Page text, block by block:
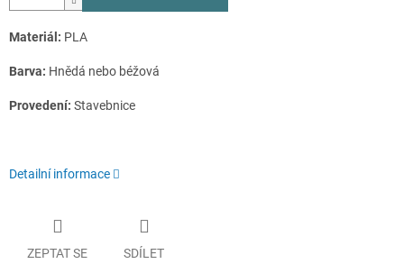
Materiál: PLA
Barva: Hnědá nebo béžová
Provedení: Stavebnice
Detailní informace
ZEPTAT SE SDÍLET